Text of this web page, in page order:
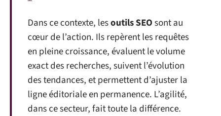
Dans ce contexte, lesoutils SEOsont au
cœur de l’action. Ils repèrent les requêtes
en pleine croissance, évaluent le volume
exact des recherches, suivent l’évolution
des tendances, et permettent d’ajuster la
ligne éditoriale en permanence. L’agilité,
dans ce secteur, fait toute la différence.